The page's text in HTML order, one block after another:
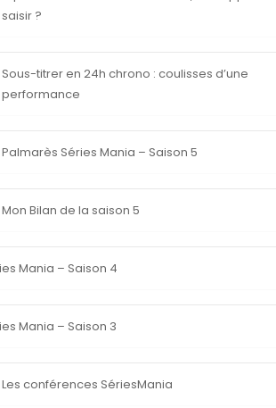
saisir ?
Sous-titrer en 24h chrono : coulisses d’une
performance
Palmarès Séries Mania – Saison 5
Mon Bilan de la saison 5
Mania – Saison 4
Mania – Saison 3
Les conférences SériesMania